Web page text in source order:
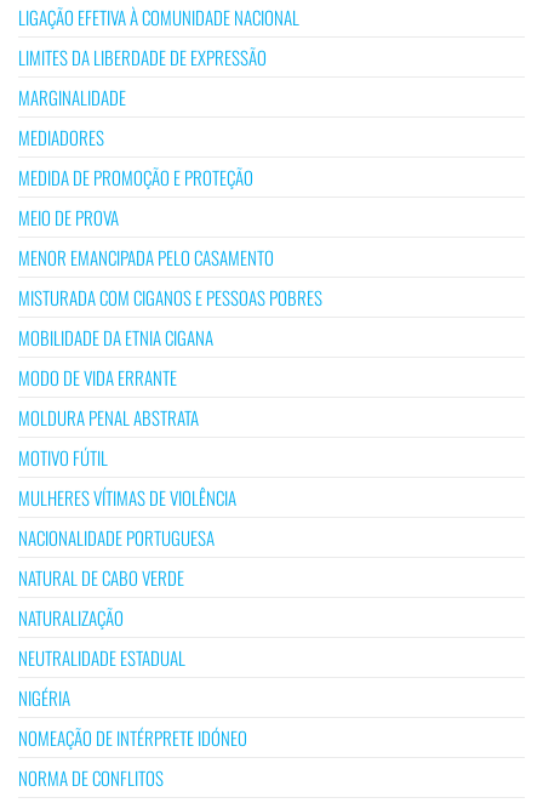
LIGAÇÃO EFETIVA À COMUNIDADE NACIONAL
LIMITES DA LIBERDADE DE EXPRESSÃO
MARGINALIDADE
MEDIADORES
MEDIDA DE PROMOÇÃO E PROTEÇÃO
MEIO DE PROVA
MENOR EMANCIPADA PELO CASAMENTO
MISTURADA COM CIGANOS E PESSOAS POBRES
MOBILIDADE DA ETNIA CIGANA
MODO DE VIDA ERRANTE
MOLDURA PENAL ABSTRATA
MOTIVO FÚTIL
MULHERES VÍTIMAS DE VIOLÊNCIA
NACIONALIDADE PORTUGUESA
NATURAL DE CABO VERDE
NATURALIZAÇÃO
NEUTRALIDADE ESTADUAL
NIGÉRIA
NOMEAÇÃO DE INTÉRPRETE IDÓNEO
NORMA DE CONFLITOS